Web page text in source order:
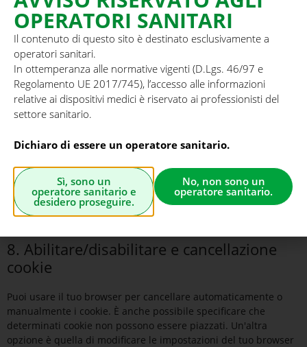
preferences", dai il permesso a noi di usare le categorie di
cookie e plugin come descritto in questa dichiarazione relativa
ai popup e cookie. Puoi disabilitare i cookie attraverso il tuo
browser, ma prendi in considerazione, che il nostro sito web
potrebbe non funzionare più correttamente.
7.1 Gestisci le tue impostazioni di consenso
Statistics
Marketing
8. Abilitare/disabilitare e cancellazione
cookie
Puoi usare il tuo browser per cancellare automaticamente o
manualmente i cookie. È anche possibile specificare che
determinati cookie non possono essere piazzati. Un'altra
opzione è quella di modificare le impostazioni del tuo browser
OPERATORI SANITARI
Il contenuto di questo sito è destinato esclusivamente a
operatori sanitari.
In ottemperanza alle normative vigenti (D.Lgs. 46/97 e
Regolamento UE 2017/745), l’accesso alle informazioni
relative ai dispositivi medici è riservato ai professionisti del
settore sanitario.
Dichiaro di essere un operatore sanitario.
Sì, sono un
operatore sanitario e
desidero proseguire.
No, non sono un
operatore sanitario.